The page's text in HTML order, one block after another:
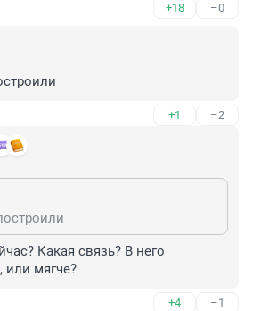
+18 –0
+1 –2
Какая связь? В него
или мягче?
+4 –1